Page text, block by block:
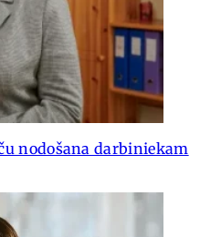
nodošana darbiniekam